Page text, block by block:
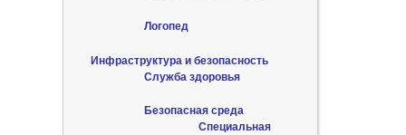
Логопед
Инфраструктура и безопасность
Служба здоровья
Безопасная среда
Специальная